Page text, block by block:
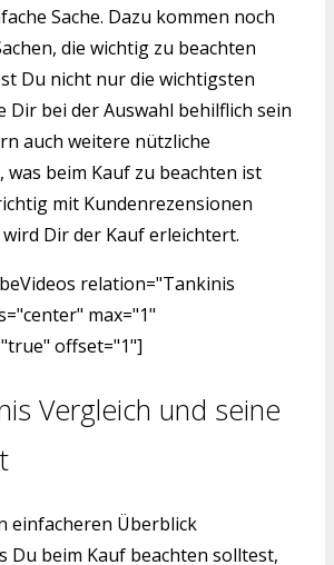
Sache. Dazu kommen noch
die wichtig zu beachten
Du nicht nur die wichtigsten
Dir bei der Auswahl behilflich sein
auch weitere nützliche
beim Kauf zu beachten ist
mit Kundenrezensionen
Dir der Kauf erleichtert.
relation="Tankinis
max="1"
offset="1"]
Vergleich und seine
einfacheren Überblick
Du beim Kauf beachten solltest,